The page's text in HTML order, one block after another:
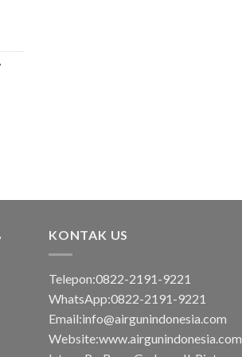
KONTAK US
Telepon:0822-2191-9221
WhatsApp:0822-2191-9221
Email:info@airgunindonesia.com
Website:www.airgunindonesia.com